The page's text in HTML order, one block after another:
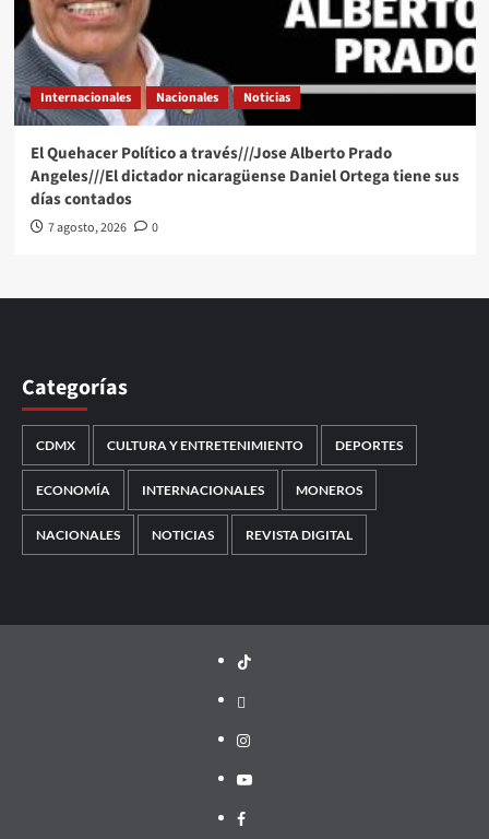
Internacionales Nacionales Noticias
El Quehacer Político a través///Jose Alberto Prado
Angeles///El dictador nicaragüense Daniel Ortega tiene sus
días contados
7 agosto, 2026 0
Categorías
CDMX CULTURA Y ENTRETENIMIENTO DEPORTES
ECONOMÍA INTERNACIONALES MONEROS
NACIONALES NOTICIAS REVISTA DIGITAL
TikTok
threads
Instagram
Youtube
Facebook